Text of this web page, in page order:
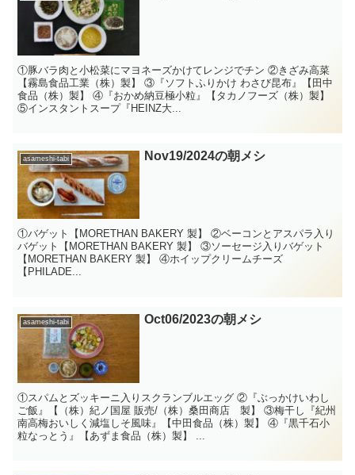
①豚バラ肉と小松菜にマヨネーズかけてレンジでチン ②きざみ高菜
【霧島食品工業（株）製】 ③『ソフトふりかけ わさび昆布』【田中
食品（株）製】 ④『おかめ納豆極小粒』【タカノフーズ（株）製】
⑤インスタントスープ『HEINZ大...
asameshi-tabi Nov19/2024の朝メシ
①バゲット【MORETHAN BAKERY 製】 ②ベーコンとアスパラ入り
バゲット【MORETHAN BAKERY 製】 ③ソーセージ入りバゲット
【MORETHAN BAKERY 製】 ④ホイップクリームチーズ
【PHILADE...
asameshi-tabi Oct06/2023の朝メシ
①スパムとズッキーニ入りスクランブルエッグ ②『ぶっかけいわし
ご飯』【（株）紀ノ国屋 販売/（株）桑田商店 製】 ③梅干し『紀州
南高梅おいしく減塩しそ風味』【中田食品（株）製】 ④『黒千石小
粒なっとう』【あずま食品（株）製】 ...